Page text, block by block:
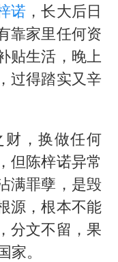
诺 ，长大后日
靠家里任何资
贴生活，晚上
过得踏实又辛
，换做任何
但陈梓诺异常
满罪孽，是毁
源，根本不能
分文不留，果
。